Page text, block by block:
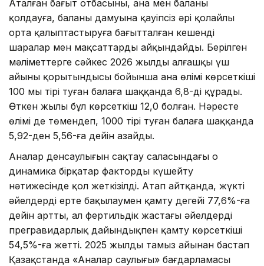
Аталған бағыт отбасыны, ана мен баланы
қолдауға, баланың дамуына қауіпсіз әрі қолайлы
орта қалыптастыруға бағытталған кешенді
шаралар мен мақсаттарды айқындайды. Берілген
мәліметтерге сәйкес 2026 жылдың алғашқы үш
айының қорытындысы бойынша ана өлімі көрсеткіші
100 мың тірі туған балаға шаққанда 6,8-ді құрады.
Өткен жылы бұл көрсеткіш 12,0 болған. Нәресте
өлімі де төмендеп, 1000 тірі туған балаға шаққанда
5,92-ден 5,56-ға дейін азайды.
Аналар денсаулығын сақтау саласындағы оң
динамика бірқатар факторды күшейту
нәтижесінде қол жеткізілді. Атап айтқанда, жүкті
әйелдерді ерте бақылаумен қамту деңгейі 77,6%-ға
дейін артты, ал фертильдік жастағы әйелдерді
прегравидарлық дайындықпен қамту көрсеткіші
54,5%-ға жетті. 2025 жылдың тамыз айынан бастап
Қазақстанда «Аналар саулығы» бағдарламасы